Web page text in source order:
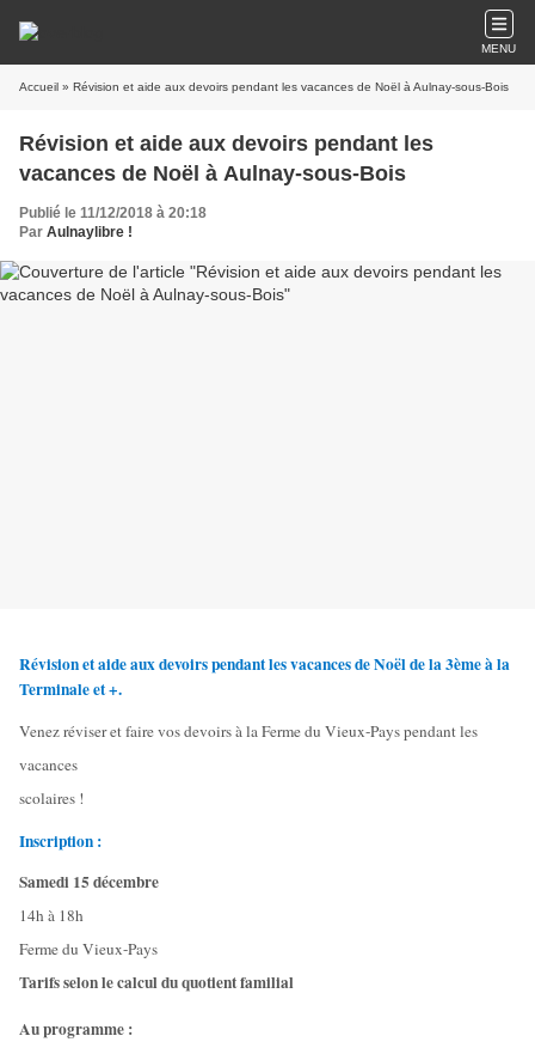
MENU
Accueil » Révision et aide aux devoirs pendant les vacances de Noël à Aulnay-sous-Bois
Révision et aide aux devoirs pendant les
vacances de Noël à Aulnay-sous-Bois
Publié le 11/12/2018 à 20:18
Par Aulnaylibre !
Révision et aide aux devoirs pendant les vacances de Noël de la 3ème à la
Terminale et +.
Venez réviser et faire vos devoirs à la Ferme du Vieux-Pays pendant les
vacances
scolaires !
Inscription :
Samedi 15 décembre
14h à 18h
Ferme du Vieux-Pays
Tarifs selon le calcul du quotient familial
Au programme :